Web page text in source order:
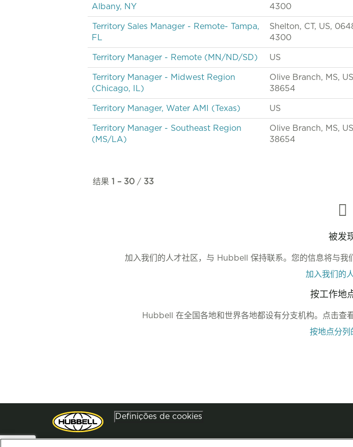
Albany, NY
4300
Territory Sales Manager - Remote- Tampa,
FL
Shelton, CT, US,
4300
Territory Manager - Remote (MN/ND/SD) US
Territory Manager - Midwest Region
(Chicago, IL)
Olive Branch, MS,
38654
Territory Manager, Water AMI (Texas) US
Territory Manager - Southeast Region
(MS/LA)
Olive Branch, MS,
38654
结果 1 – 30 / 33
被发
加入我们的人才社区，与 Hubbell 保持联系。您的信息将与我
加入我们的
按工作地
Hubbell 在全国各地和世界各地都设有分支机构。点击查
按地点分列
Definições de cookies